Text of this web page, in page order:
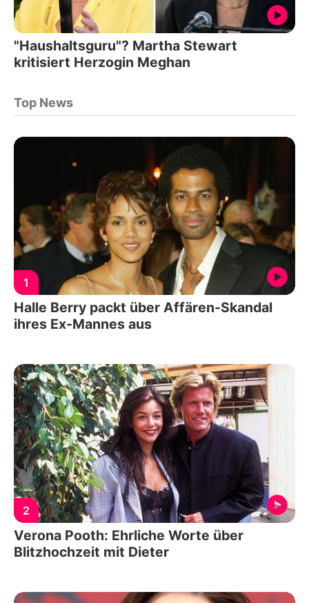
"Haushaltsguru"? Martha Stewart
kritisiert Herzogin Meghan
Top News
1
Halle Berry packt über Affären-Skandal
ihres Ex-Mannes aus
2
Verona Pooth: Ehrliche Worte über
Blitzhochzeit mit Dieter